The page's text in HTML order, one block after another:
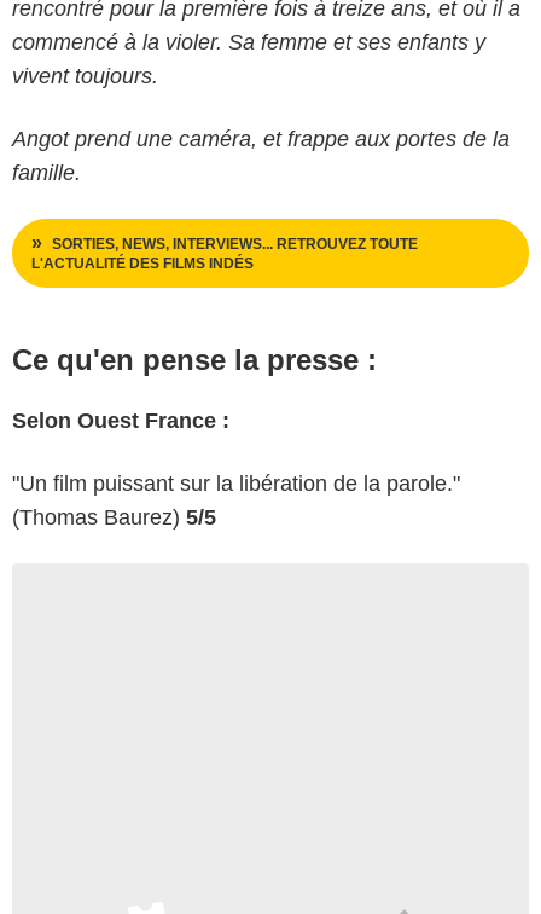
rencontré pour la première fois à treize ans, et où il a
commencé à la violer. Sa femme et ses enfants y
vivent toujours.
Angot prend une caméra, et frappe aux portes de la
famille.
SORTIES, NEWS, INTERVIEWS... RETROUVEZ TOUTE
L'ACTUALITÉ DES FILMS INDÉS
Ce qu'en pense la presse :
Selon Ouest France :
"Un film puissant sur la libération de la parole."
(Thomas Baurez) 5/5